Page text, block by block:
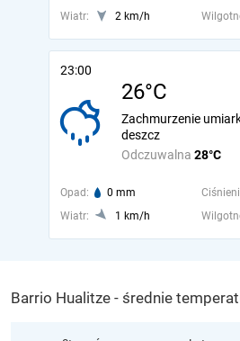
Wiatr:
2 km/h
23:00
26°C
Odczuwalna 28°C
Zachmurzenie
deszcz
Opad: 0 mm
Wiatr:
1 km/h
Barrio Hualitze - średnie